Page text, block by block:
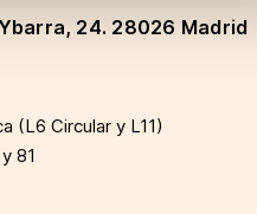
24. 28026 Madrid
(L6 Circular y L11)
81